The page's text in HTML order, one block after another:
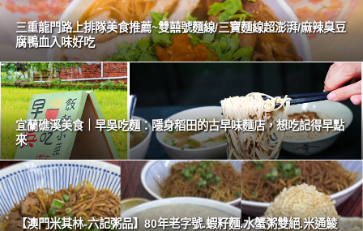
三重龍門路上排隊美食推薦~雙囍號麵線/三寶麵線超澎湃/麻辣臭豆
腐鴨血入味好吃
宜蘭礁溪美食｜早吳吃麵：隱身稻田的古早味麵店，想吃記得早點
來
【澳門米其林-六記粥品】80年老字號.蝦籽麵.水蟹粥雙絕.米通鯪